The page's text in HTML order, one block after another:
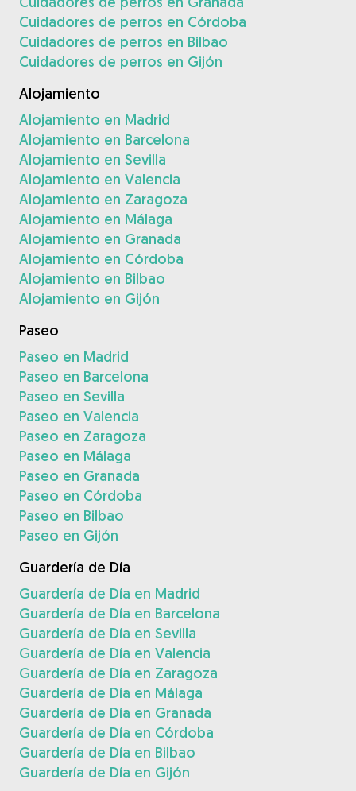
Cuidadores de perros en Córdoba
Cuidadores de perros en Bilbao
Cuidadores de perros en Gijón
Alojamiento
Alojamiento en Madrid
Alojamiento en Barcelona
Alojamiento en Sevilla
Alojamiento en Valencia
Alojamiento en Zaragoza
Alojamiento en Málaga
Alojamiento en Granada
Alojamiento en Córdoba
Alojamiento en Bilbao
Alojamiento en Gijón
Paseo
Paseo en Madrid
Paseo en Barcelona
Paseo en Sevilla
Paseo en Valencia
Paseo en Zaragoza
Paseo en Málaga
Paseo en Granada
Paseo en Córdoba
Paseo en Bilbao
Paseo en Gijón
Guardería de Día
Guardería de Día en Madrid
Guardería de Día en Barcelona
Guardería de Día en Sevilla
Guardería de Día en Valencia
Guardería de Día en Zaragoza
Guardería de Día en Málaga
Guardería de Día en Granada
Guardería de Día en Córdoba
Guardería de Día en Bilbao
Guardería de Día en Gijón